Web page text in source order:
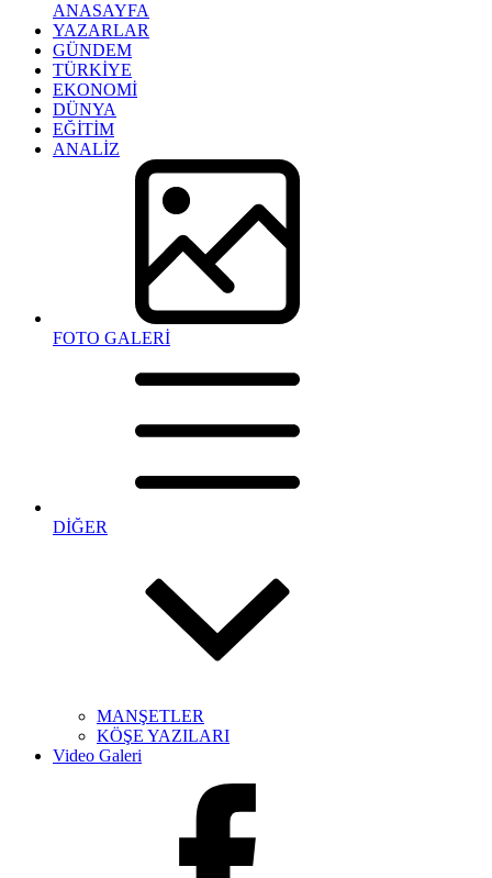
ANASAYFA
YAZARLAR
GÜNDEM
TÜRKİYE
EKONOMİ
DÜNYA
EĞİTİM
ANALİZ
FOTO GALERİ
DİĞER
MANŞETLER
KÖŞE YAZILARI
Video Galeri